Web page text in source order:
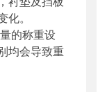
。
的称重设
均会导致重